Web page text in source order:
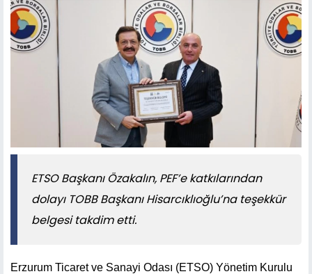
ETSO Başkanı Özakalın, PEF’e katkılarından
dolayı TOBB Başkanı Hisarcıklıoğlu’na teşekkür
belgesi takdim etti.
Erzurum Ticaret ve Sanayi Odası (ETSO) Yönetim Kurulu